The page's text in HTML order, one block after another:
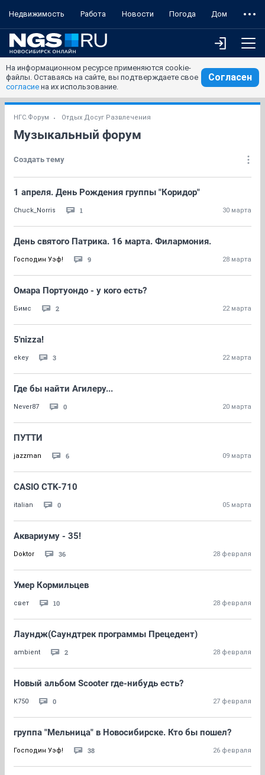
Недвижимость Работа Новости Погода Дом
На информационном ресурсе применяются cookie-
файлы. Оставаясь на сайте, вы подтверждаете свое
согласие на их использование.
Согласен
НГС.Форум Отдых Досуг Развлечения
Музыкальный форум
Создать тему
1 апреля. День Рождения группы "Коридор"
Chuck_Norris 1 30 марта
День святого Патрика. 16 марта. Филармония.
Господин Уэф! 9 28 марта
Омара Портуондо - у кого есть?
Бимс 2 22 марта
5'nizza!
ekey 3 22 марта
Где бы найти Агилеру...
Never87 0 20 марта
ПУТТИ
jazzman 6 09 марта
CASIO CTK-710
italian 0 05 марта
Аквариуму - 35!
Doktor 36 28 февраля
Умер Кормильцев
свет 10 28 февраля
Лаундж(Саундтрек программы Прецедент)
ambient 2 28 февраля
Новый альбом Scooter где-нибудь есть?
K750 0 27 февраля
группа "Мельница" в Новосибирске. Кто бы пошел?
Господин Уэф! 38 26 февраля